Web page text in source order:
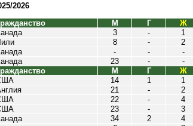
2026
М Г Ж
3 - 1
8 - 2
- - -
23 - -
М Г Ж
14 1 1
21 - 2
22 - 4
23 - 3
34 2 4